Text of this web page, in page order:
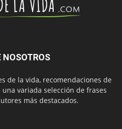
NOSOTROS
de la vida, recomendaciones de
variada selección de frases
más destacados.